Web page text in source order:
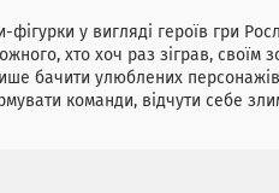
фігурки у вигляді героїв гри
хто хоч раз зіграв,
бачити улюблених персонажів
команди, відчути себе